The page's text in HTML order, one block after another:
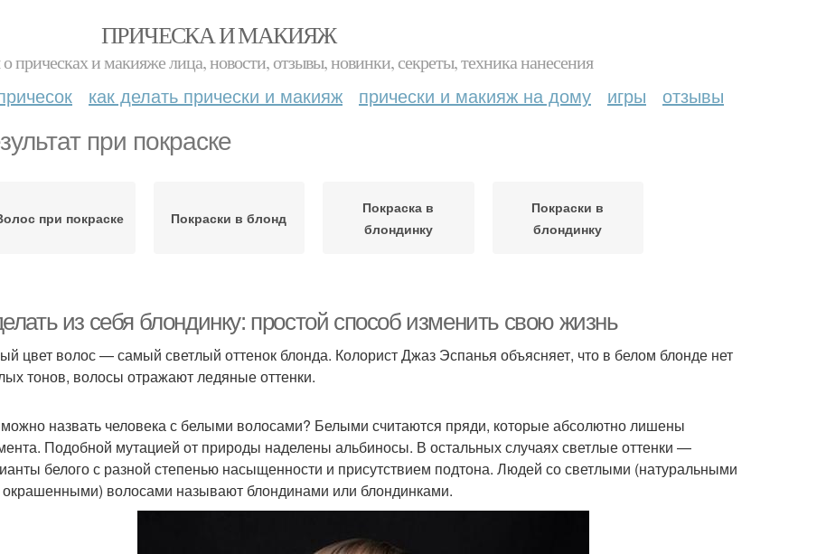
ПРИЧЕСКА И МАКИЯЖ
прическах и макияже лица, новости, отзывы, новинки, секреты, техника нанесения
как делать прически и макияж прически и макияж на дому игры отзывы
при покраске
при покраске Покраски в блонд
Покраска в
блондинку
Покраски в
блондинку
из себя блондинку: простой способ изменить свою жизнь
цвет волос — самый светлый оттенок блонда. Колорист Джаз Эспанья объясняет, что в белом блонде нет
тонов, волосы отражают ледяные оттенки.
назвать человека с белыми волосами? Белыми считаются пряди, которые абсолютно лишены
Подобной мутацией от природы наделены альбиносы. В остальных случаях светлые оттенки —
белого с разной степенью насыщенности и присутствием подтона. Людей со светлыми (натуральными
окрашенными) волосами называют блондинами или блондинками.